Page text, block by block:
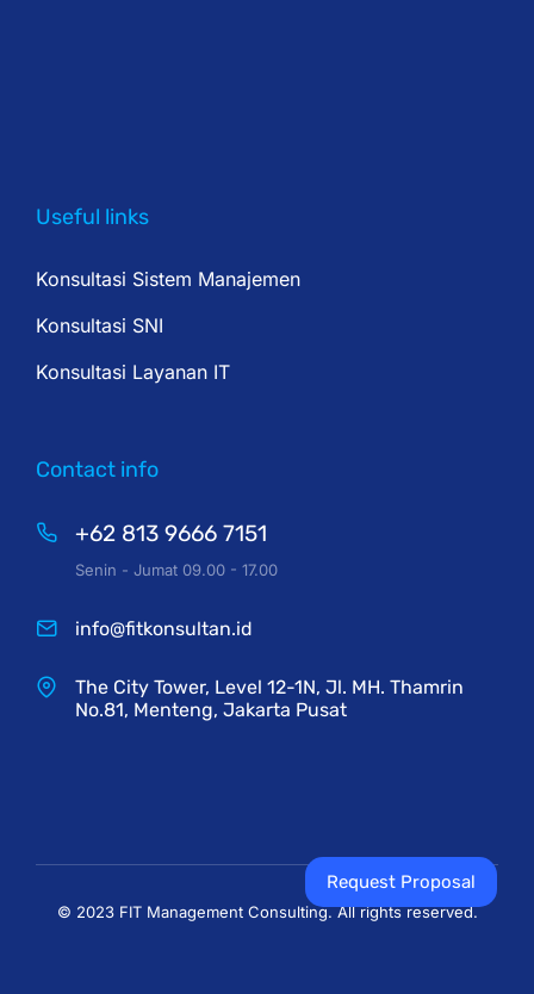
Useful links
Konsultasi Sistem Manajemen
Konsultasi SNI
Konsultasi Layanan IT
Contact info
+62 813 9666 7151
Senin - Jumat 09.00 - 17.00
info@fitkonsultan.id
The City Tower, Level 12-1N, Jl. MH. Thamrin
No.81, Menteng, Jakarta Pusat
Request Proposal
© 2023 FIT Management Consulting. All rights reserved.